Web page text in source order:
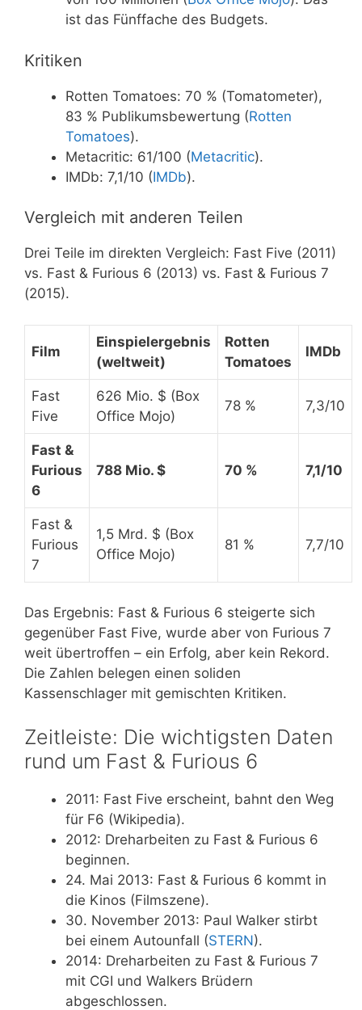
ist das Fünffache des Budgets.
Kritiken
Rotten Tomatoes: 70 % (Tomatometer),
83 % Publikumsbewertung (Rotten
Tomatoes).
Metacritic: 61/100 (Metacritic).
IMDb: 7,1/10 (IMDb).
Vergleich mit anderen Teilen
Drei Teile im direkten Vergleich: Fast Five (2011)
vs. Fast & Furious 6 (2013) vs. Fast & Furious 7
(2015).
Film
Einspielergebnis
(weltweit)
Rotten
Tomatoes
IMDb
Fast
Five
626 Mio. $ (Box
Office Mojo)
78 % 7,3/10
Fast &
Furious
6
788 Mio. $ 70 % 7,1/10
Fast &
Furious
7
1,5 Mrd. $ (Box
Office Mojo)
81 % 7,7/10
Das Ergebnis: Fast & Furious 6 steigerte sich
gegenüber Fast Five, wurde aber von Furious 7
weit übertroffen – ein Erfolg, aber kein Rekord.
Die Zahlen belegen einen soliden
Kassenschlager mit gemischten Kritiken.
Zeitleiste: Die wichtigsten Daten
rund um Fast & Furious 6
2011: Fast Five erscheint, bahnt den Weg
für F6 (Wikipedia).
2012: Dreharbeiten zu Fast & Furious 6
beginnen.
24. Mai 2013: Fast & Furious 6 kommt in
die Kinos (Filmszene).
30. November 2013: Paul Walker stirbt
bei einem Autounfall (STERN).
2014: Dreharbeiten zu Fast & Furious 7
mit CGI und Walkers Brüdern
abgeschlossen.